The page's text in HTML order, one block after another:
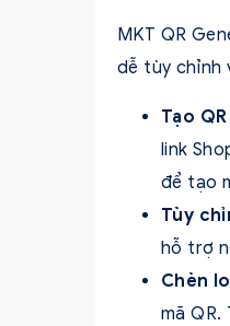
MKT QR
dễ tùy chỉnh
Tạo
link
để tạo
Tùy
hỗ trợ
Chèn
mã